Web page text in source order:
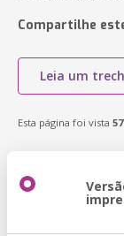
Compartilhe
Leia um
Esta página foi vista